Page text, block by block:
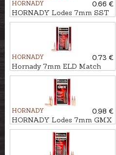
HORNADY
0.66 €
HORNADY Lodes 7mm SST
10,0g/154gr
HORNADY
0.73 €
Hornady 7mm ELD Match
10,5g/162gr
HORNADY
0.98 €
HORNADY Lodes 7mm GMX
9,0g/139gr - bezsvina